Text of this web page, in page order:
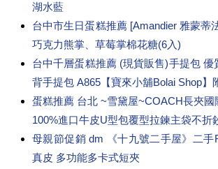
湖水藍
台中市生日蛋糕推薦 [Amandier 雅蒙蒂
巧克力熊掌、草莓掌棉花糖(6入)
台中千層蛋糕推薦 (現貨販售)手提包
背手提包 A865【寶來小舖Bolai Shop】
蛋糕推薦 台北 ~雪黛屋~COACH長夾
100%進口牛皮U型包覆型拉鍊主袋不折
母親節促銷 dm 《十九號二手屋》二手
真皮 多功能多卡式短夾